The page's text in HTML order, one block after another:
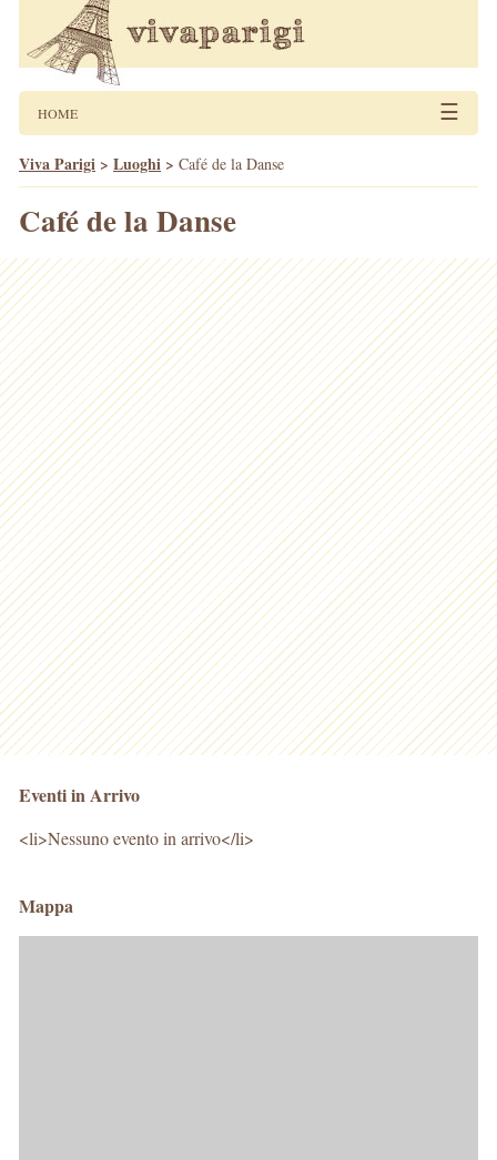
HOME ☰
Viva Parigi > Luoghi > Café de la Danse
Café de la Danse
Eventi in Arrivo
<li>Nessuno evento in arrivo</li>
Mappa